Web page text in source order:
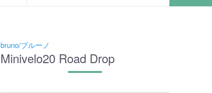
bruno/ブルーノ
Minivelo20 Road Drop